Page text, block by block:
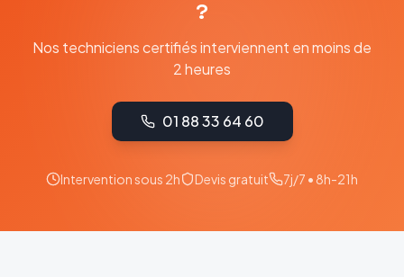
?
Nos techniciens certifiés interviennent en moins de
2 heures
01 88 33 64 60
Intervention sous 2h Devis gratuit 7j/7 • 8h-21h